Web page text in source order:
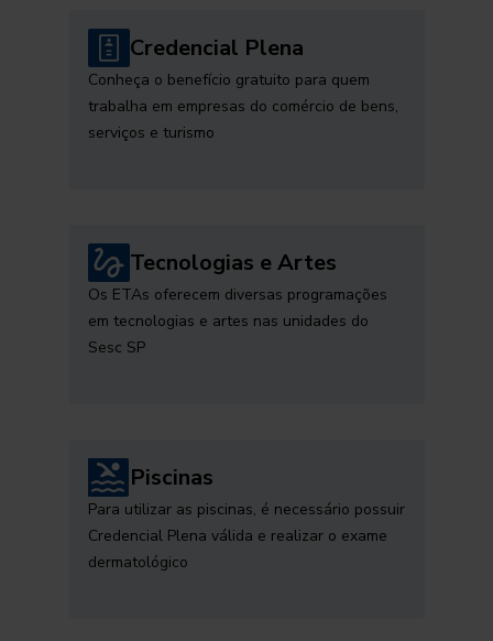
Credencial Plena
Conheça o benefício gratuito para quem
trabalha em empresas do comércio de bens,
serviços e turismo
Tecnologias e Artes
Os ETAs oferecem diversas programações
em tecnologias e artes nas unidades do
Sesc SP
Piscinas
Para utilizar as piscinas, é necessário possuir
Credencial Plena válida e realizar o exame
dermatológico